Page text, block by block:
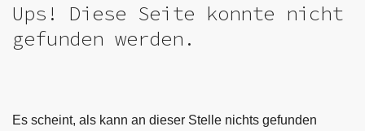
Ups! Diese Seite konnte nicht
gefunden werden.
Es scheint, als kann an dieser Stelle nichts gefunden